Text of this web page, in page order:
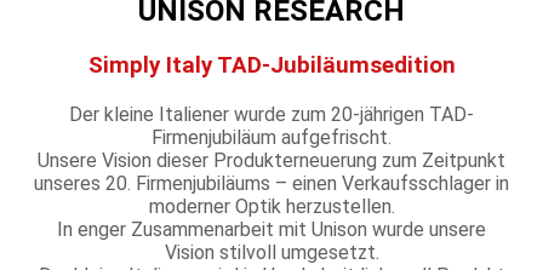
UNISON RESEARCH
Simply Italy TAD-Jubiläumsedition
Der kleine Italiener wurde zum 20-jährigen TAD-
Firmenjubiläum aufgefrischt.
Unsere Vision dieser Produkterneuerung zum Zeitpunkt
unseres 20. Firmenjubiläums – einen Verkaufsschlager in
moderner Optik herzustellen.
In enger Zusammenarbeit mit Unison wurde unsere
Vision stilvoll umgesetzt.